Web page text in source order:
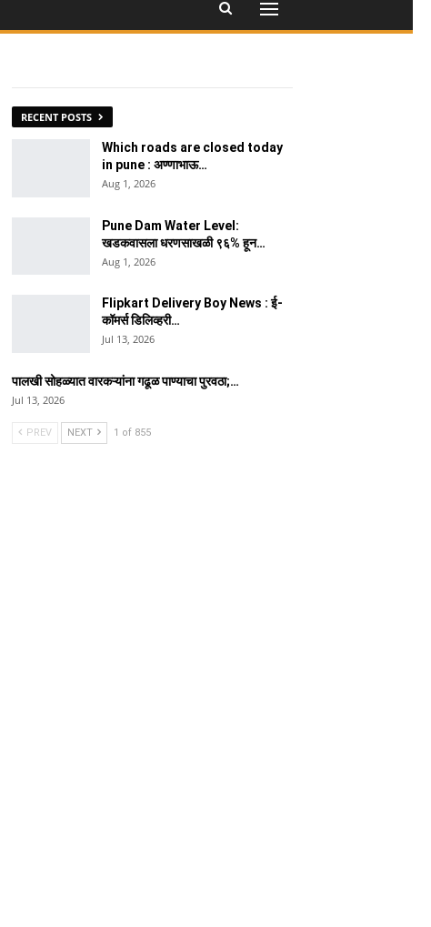
RECENT POSTS
Which roads are closed today
in pune : अण्णाभाऊ…
Aug 1, 2026
Pune Dam Water Level:
खडकवासला धरणसाखळी ९६% हून…
Aug 1, 2026
Flipkart Delivery Boy News : ई-
कॉमर्स डिलिव्हरी…
Jul 13, 2026
पालखी सोहळ्यात वारकऱ्यांना गढूळ पाण्याचा पुरवठा;…
Jul 13, 2026
PREV NEXT 1 of 855